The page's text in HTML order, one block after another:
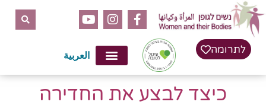
לתוכן
לתרומה العربية
כיצד לבצע את החדירה